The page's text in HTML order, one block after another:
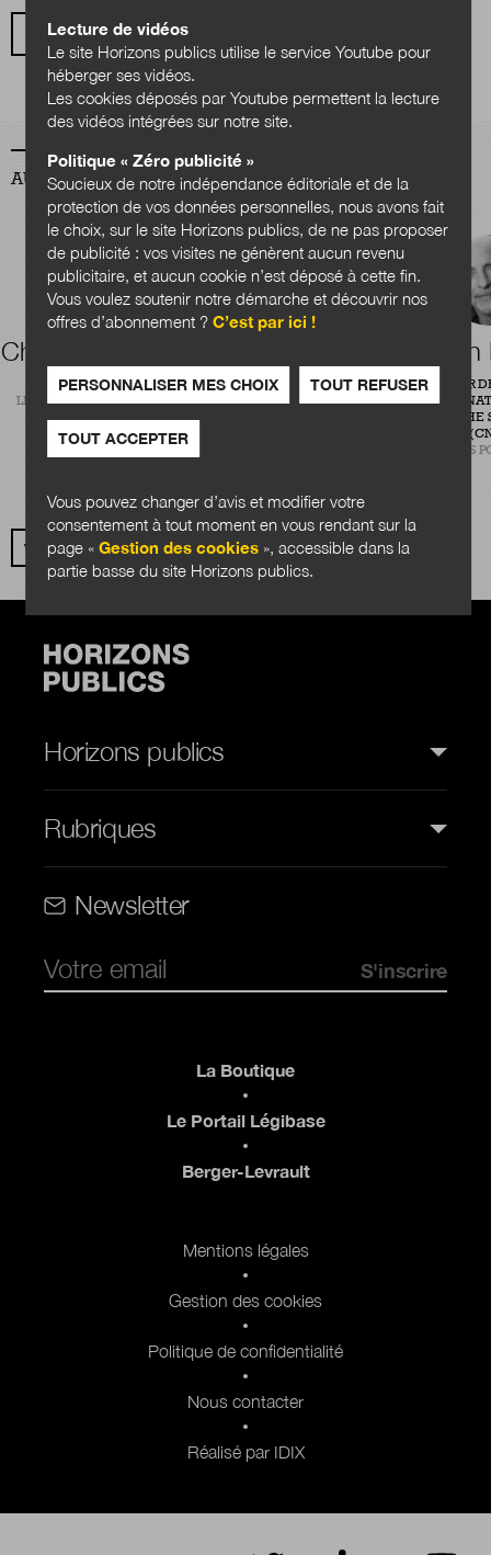
VOIR TOUS LES ARTICLES
AUTEURS
VOIR TOUS LES AUTEURS
Charles Quansah
RÉDACTEUR
LÉGIBASE COLLECTIVITÉS
Courtier
DIRECTEUR
CENTRE
SCIENCES
Horizons publics
Rubriques
Newsletter
La Boutique
Le Portail Légibase
Berger-Levrault
Mentions légales
Gestion des cookies
Politique de confidentialité
Nous contacter
Réalisé par IDIX
Lecture de vidéos
Le site Horizons publics utilise le service Youtube pour
héberger ses vidéos.
Les cookies déposés par Youtube permettent la lecture
des vidéos intégrées sur notre site.
Politique « Zéro publicité »
Soucieux de notre indépendance éditoriale et de la
protection de vos données personnelles, nous avons fait
le choix, sur le site Horizons publics, de ne pas proposer
de publicité : vos visites ne génèrent aucun revenu
publicitaire, et aucun cookie n’est déposé à cette fin.
Vous voulez soutenir notre démarche et découvrir nos
offres d’abonnement ? C’est par ici !
PERSONNALISER MES CHOIX TOUT REFUSER
TOUT ACCEPTER
Vous pouvez changer d’avis et modifier votre
consentement à tout moment en vous rendant sur la
page « Gestion des cookies», accessible dans la
partie basse du site Horizons publics.